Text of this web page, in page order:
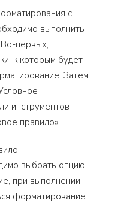
с
выполнить
Во-первых,
к которым будет
Затем
инструментов
правило».
выбрать опцию
при выполнении
форматирование.